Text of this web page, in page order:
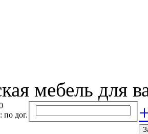
мебель для
по дог.